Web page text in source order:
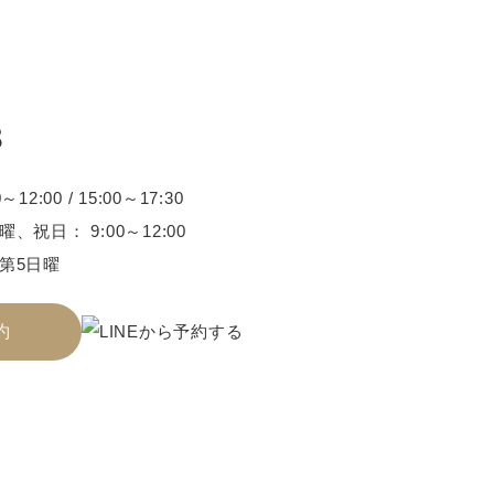
12:00 / 15:00～17:30
、祝日： 9:00～12:00
5日曜